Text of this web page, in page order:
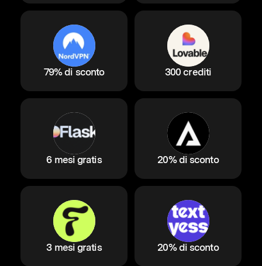
79% di sconto 300 crediti
6 mesi gratis 20% di sconto
3 mesi gratis 20% di sconto